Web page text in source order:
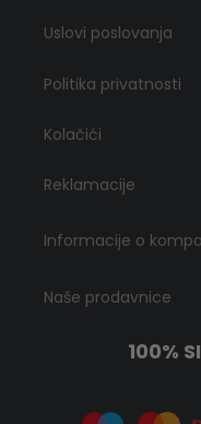
Uslovi poslovanja
Politika privatnosti
Kolačići
Reklamacije
Informacije o
Naše prodavnice
100%